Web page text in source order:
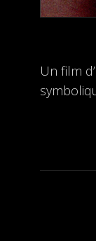
Un film